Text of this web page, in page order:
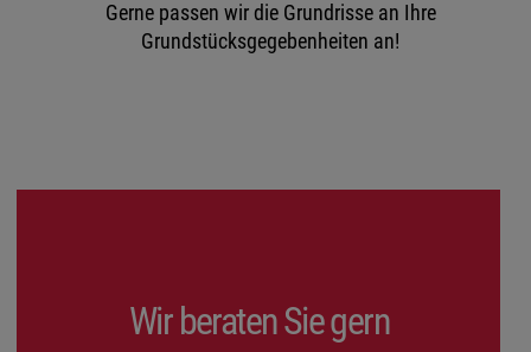
Gerne passen wir die Grundrisse an Ihre
Grundstücksgegebenheiten an!
Wir beraten Sie gern